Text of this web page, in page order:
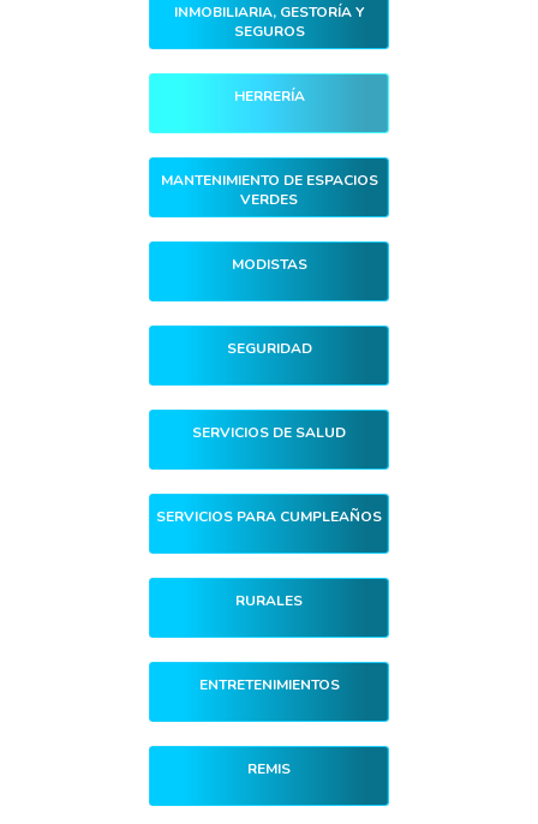
INMOBILIARIA, GESTORÍA Y
SEGUROS
HERRERÍA
MANTENIMIENTO DE ESPACIOS
VERDES
MODISTAS
SEGURIDAD
SERVICIOS DE SALUD
SERVICIOS PARA CUMPLEAÑOS
RURALES
ENTRETENIMIENTOS
REMIS